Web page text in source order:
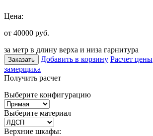
Цена:
от 40000 руб.
за метр в длину верха и низа гарнитура
Заказать Добавить в корзину Расчет цены
замерщика
Получить расчет
Выберите конфигурацию
Выберите материал
Верхние шкафы: